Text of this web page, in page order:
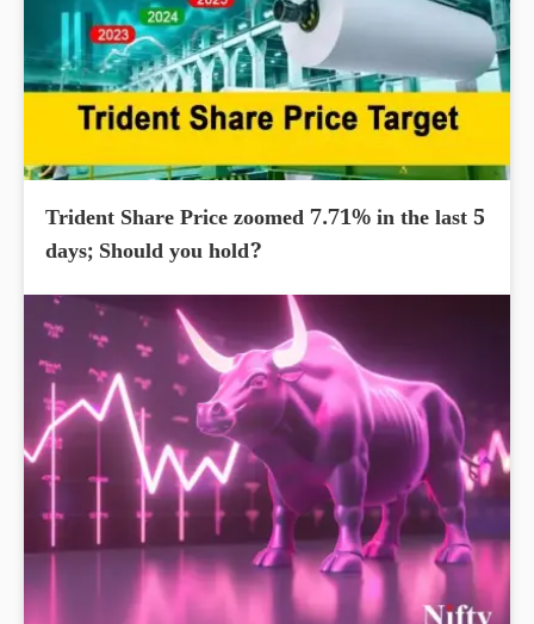
Trident Share Price zoomed 7.71% in the last 5
days; Should you hold?